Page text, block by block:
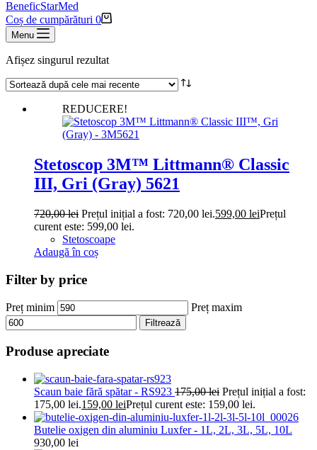
Coș de cumpărături 0
Menu
Afișez singurul rezultat
REDUCERE!
Stetoscop 3M™ Littmann® Classic
III, Gri (Gray) 5621
720,00lei Prețul inițial a fost: 720,00 lei.599,00 leiPrețul
curent este: 599,00 lei.
Stetoscoape
Adaugă în coș
Filter by price
Preț minim Preț maxim
Filtrează
Produse apreciate
Scaun baie fără spătar - RS923 175,00lei Prețul inițial a fost:
175,00 lei.159,00 leiPrețul curent este: 159,00 lei.
Butelie oxigen din aluminiu Luxfer - 1L, 2L, 3L, 5L, 10L
930,00 lei